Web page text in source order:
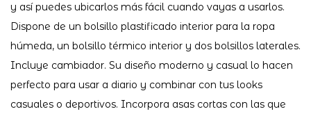
y así puedes ubicarlos más fácil cuando vayas a usarlos.
Dispone de un bolsillo plastificado interior para la ropa
húmeda, un bolsillo térmico interior y dos bolsillos laterales.
Incluye cambiador. Su diseño moderno y casual lo hacen
perfecto para usar a diario y combinar con tus looks
casuales o deportivos. Incorpora asas cortas con las que